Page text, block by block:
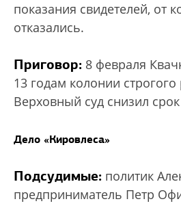
показания свидетелей, от
отказались.
Приговор: 8 февраля
13 годам колонии
Верховный суд снизил
Дело «Кировлеса»
Подсудимые: политик
предприниматель Петр